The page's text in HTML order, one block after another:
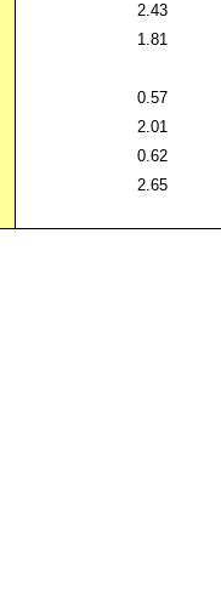
2.43
1.81
0.57
2.01
0.62
2.65